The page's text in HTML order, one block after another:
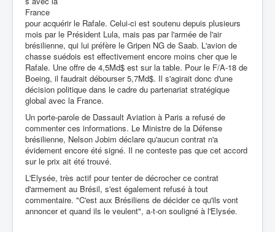
France
pour acquérir le Rafale. Celui-ci est soutenu depuis plusieurs
mois par le Président Lula, mais pas par l'armée de l'air
brésilienne, qui lui préfère le Gripen NG de Saab. L'avion de
chasse suédois est effectivement encore moins cher que le
Rafale. Une offre de 4,5Md$ est sur la table. Pour le F/A-18 de
Boeing, il faudrait débourser 5,7Md$. Il s'agirait donc d'une
décision politique dans le cadre du partenariat stratégique
global avec la France.
Un porte-parole de Dassault Aviation à Paris a refusé de
commenter ces informations. Le Ministre de la Défense
brésilienne, Nelson Jobim déclare qu'aucun contrat n'a
évidement encore été signé. Il ne conteste pas que cet accord
sur le prix ait été trouvé.
L'Elysée, très actif pour tenter de décrocher ce contrat
d'armement au Brésil, s'est également refusé à tout
commentaire. "C'est aux Brésiliens de décider ce qu'ils vont
annoncer et quand ils le veulent", a-t-on souligné à l'Elysée.